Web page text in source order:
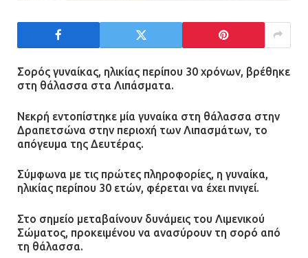
Σορός γυναίκας, ηλικίας περίπου 30 χρόνων, βρέθηκε
στη θάλασσα στα Λιπάσματα.
Νεκρή εντοπίστηκε μία γυναίκα στη θάλασσα στην
Δραπετσώνα στην περιοχή των Λιπασμάτων, το
απόγευμα της Δευτέρας.
Σύμφωνα με τις πρώτες πληροφορίες, η γυναίκα,
ηλικίας περίπου 30 ετών, φέρεται να έχει πνιγεί.
Στο σημείο μεταβαίνουν δυνάμεις του Λιμενικού
Σώματος, προκειμένου να ανασύρουν τη σορό από
τη θάλασσα.